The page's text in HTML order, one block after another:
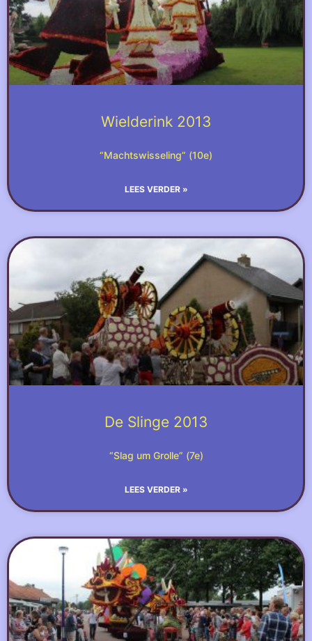
Wielderink 2013
“Machtswisseling” (10e)
LEES VERDER »
De Slinge 2013
“Slag um Grolle” (7e)
LEES VERDER »